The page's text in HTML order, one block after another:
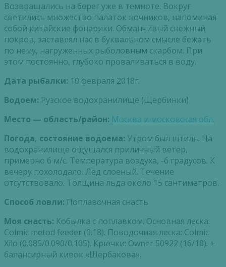
Возвращались на берег уже в темноте. Вокруг
светились множество палаток ночников, напоминая
собой китайские фонарики. Обманчивый снежный
покров, заставлял нас в буквальном смысле бежать
по нему, нагруженных рыболовным скарбом. При
этом постоянно, глубоко проваливаться в воду.
Дата рыбалки: 10 февраля 2018г.
Водоем: Рузское водохранилище (Щербинки)
Место — область/район: Москва и московская обл.
Погода, состояние водоема: Утром был штиль. На
водохранилище ощущался приличный ветер,
примерно 6 м/с. Температура воздуха, -6 градусов. К
вечеру похолодало. Лёд слоеный. Течение
отсутствовало. Толщина льда около 15 сантиметров.
Способ ловли: Поплавочная снасть
Моя снасть: Кобылка с поплавком. Основная леска:
Colmic metod feeder (0.18). Поводочная леска: Colmic
Xilo (0.085/0.090/0.105). Крючки: Owner 50922 (16/18). +
балансирный кивок «Щербакова».